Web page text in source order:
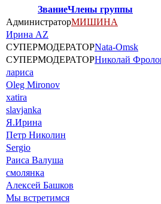
ЗваниеЧлены группы
АдминистраторМИШИНА
Ирина AZ
СУПЕРМОДЕРАТОРNata-Omsk
СУПЕРМОДЕРАТОРНиколай
лариса
Oleg Mironov
xatira
slavjanka
Я.Ирина
Петр Николин
Sergio
Раиса Валуша
смолянка
Алексей Башков
Мы встретимся